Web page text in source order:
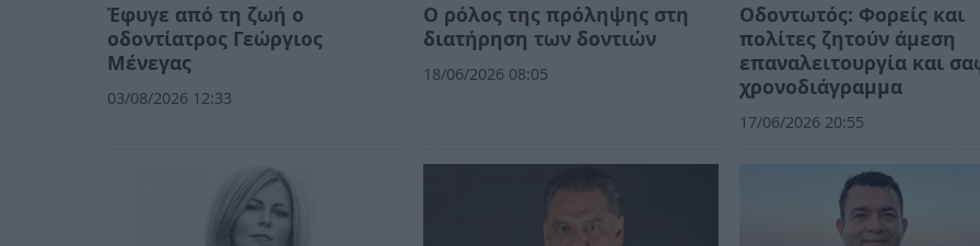
Έφυγε από τη ζωή ο
οδοντίατρος Γεώργιος
Μένεγας
03/08/2026 12:33
Ο ρόλος της πρόληψης στη
διατήρηση των δοντιών
18/06/2026 08:05
Οδοντωτός: Φορείς και
πολίτες ζητούν άμεση
επαναλειτουργία και
χρονοδιάγραμμα
17/06/2026 20:55